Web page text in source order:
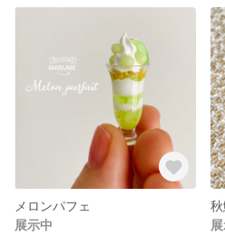
メロンパフェ
展示中